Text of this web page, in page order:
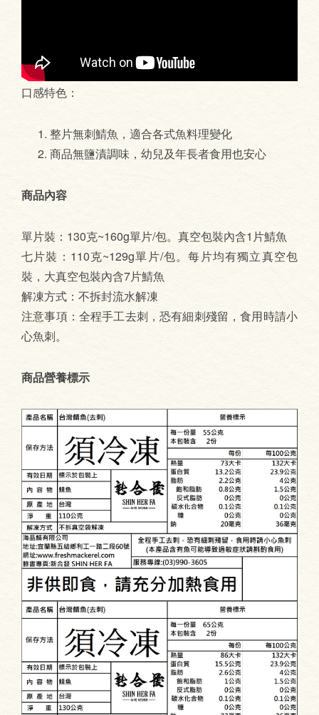
口感特色：
整片無刺鯖魚，適合各式魚料理變化
商品無鹽漬調味，幼兒及年長者食用也安心
商品內容
單片裝：130克~160g單片/包。真空包裝內含1片鯖魚
七片裝：110克~129g單片/包。每片均有獨立真空包
裝，大真空包裝內含7片鯖魚
解凍方式：不拆封流水解凍
注意事項：全程手工去刺，恐有細刺殘留，食用時請小
心魚刺。
商品營養標示